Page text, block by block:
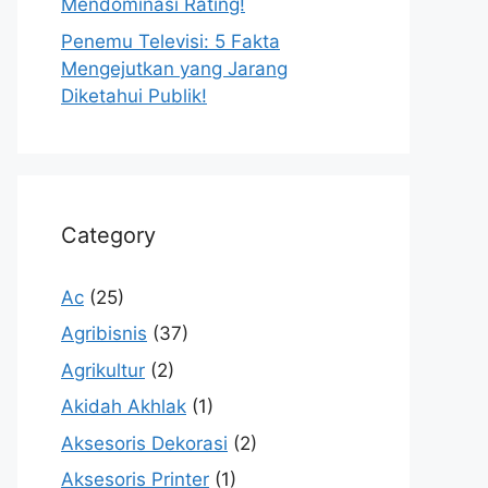
Mendominasi Rating!
Penemu Televisi: 5 Fakta
Mengejutkan yang Jarang
Diketahui Publik!
Category
Ac (25)
Agribisnis (37)
Agrikultur (2)
Akidah Akhlak (1)
Aksesoris Dekorasi (2)
Aksesoris Printer (1)